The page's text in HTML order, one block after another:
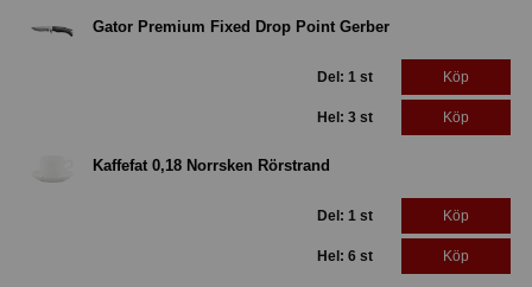
Gator Premium Fixed Drop Point Gerber
Del: 1 st Köp
Hel: 3 st Köp
Kaffefat 0,18 Norrsken Rörstrand
Del: 1 st Köp
Hel: 6 st Köp